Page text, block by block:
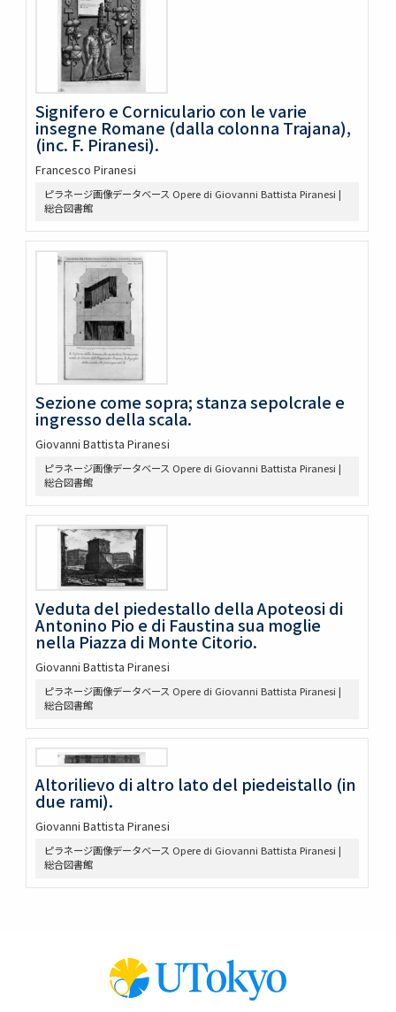
Signifero e Corniculario con le varie
insegne Romane (dalla colonna Trajana),
(inc. F. Piranesi).
Francesco Piranesi
ピラネージ画像データベース Opere di Giovanni Battista Piranesi |
総合図書館
Sezione come sopra; stanza sepolcrale e
ingresso della scala.
Giovanni Battista Piranesi
ピラネージ画像データベース Opere di Giovanni Battista Piranesi |
総合図書館
Veduta del piedestallo della Apoteosi di
Antonino Pio e di Faustina sua moglie
nella Piazza di Monte Citorio.
Giovanni Battista Piranesi
ピラネージ画像データベース Opere di Giovanni Battista Piranesi |
総合図書館
Altorilievo di altro lato del piedeistallo (in
due rami).
Giovanni Battista Piranesi
ピラネージ画像データベース Opere di Giovanni Battista Piranesi |
総合図書館